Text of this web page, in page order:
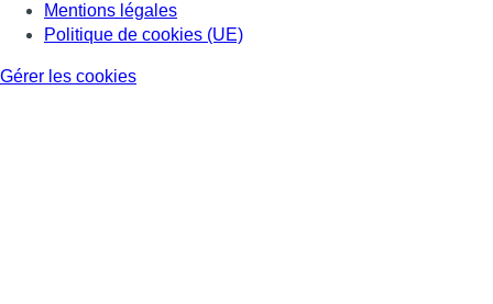
Mentions légales
Politique de cookies (UE)
Gérer les cookies